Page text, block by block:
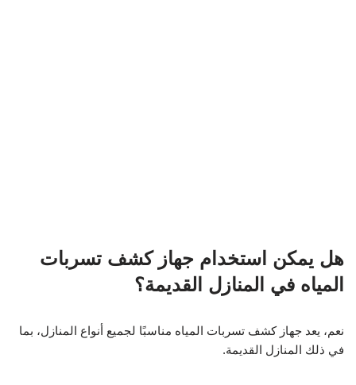
هل يمكن استخدام جهاز كشف تسربات
المياه في المنازل القديمة؟
نعم، يعد جهاز كشف تسربات المياه مناسبًا لجميع أنواع المنازل، بما
في ذلك المنازل القديمة.